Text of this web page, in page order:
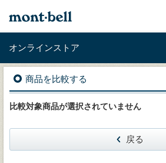
オンラインストア
商品を比較する
比較対象商品が選択されていません
戻る